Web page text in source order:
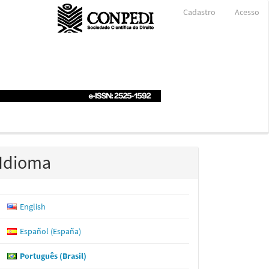
Cadastro Acesso
Idioma
English
Español (España)
Português (Brasil)